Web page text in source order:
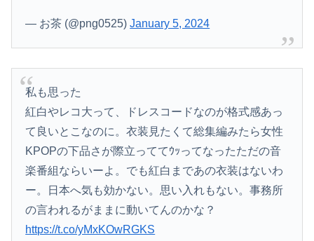
— お茶 (@png0525)January 5, 2024
私も思った
紅白やレコ大って、ドレスコードなのが格式感あっ
て良いとこなのに。衣装見たくて総集編みたら女性
KPOPの下品さが際立っててｳｯってなったただの音
楽番組ならいーよ。でも紅白まであの衣装はないわ
ー。日本へ気も効かない。思い入れもない。事務所
の言われるがままに動いてんのかな？
https://t.co/yMxKOwRGKS